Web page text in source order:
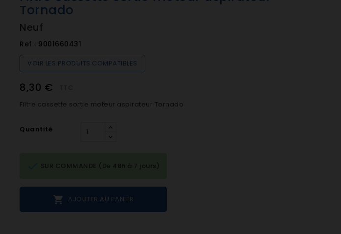
Tornado
Neuf
Ref : 9001660431
VOIR LES PRODUITS COMPATIBLES
8,30 €
Filtre cassette sortie moteur aspirateur Tornado
Quantité
 AJOUTER AU PANIER
SUR COMMANDE (De 48h à 7 jours)